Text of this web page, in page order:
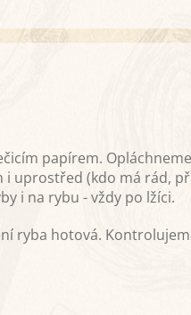
papírem.
uprostřed (kdo má rád,
i na rybu - vždy po lžíci.
ryba hotová.